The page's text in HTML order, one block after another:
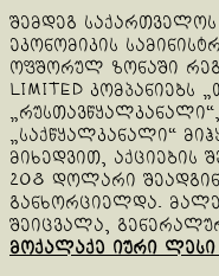
შემდეგ
ეკონომიკის
ოფშორულ ზონაში
Limited კომპანიებს
„საქწყალკანალი“
მიხედვით, აქციების
208 დოლარი
განხორციელდა. მალე
შეიცვალა,
მოქალაქე იური ლესი